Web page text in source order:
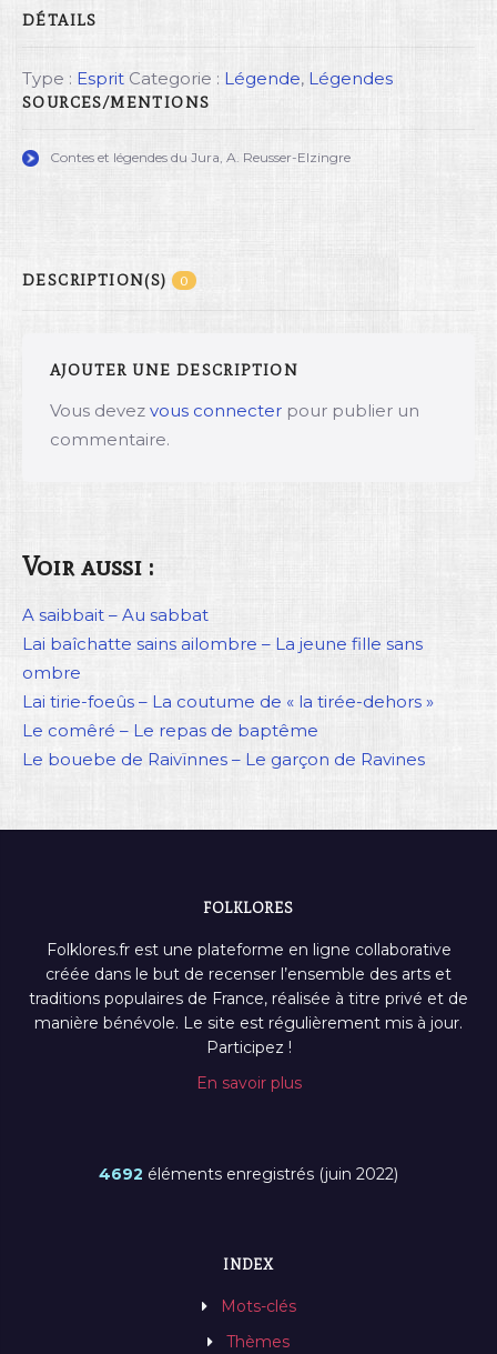
DÉTAILS
Type : Esprit Categorie : Légende, Légendes
SOURCES/MENTIONS
Contes et légendes du Jura, A. Reusser-Elzingre
DESCRIPTION(S) 0
AJOUTER UNE DESCRIPTION
Vous devez vous connecter pour publier un
commentaire.
Voir aussi :
A saibbait – Au sabbat
Lai baîchatte sains ailombre – La jeune fille sans
ombre
Lai tirie-foeûs – La coutume de « la tirée-dehors »
Le comêré – Le repas de baptême
Le bouebe de Raivïnnes – Le garçon de Ravines
FOLKLORES
Folklores.fr est une plateforme en ligne collaborative
créée dans le but de recenser l’ensemble des arts et
traditions populaires de France, réalisée à titre privé et de
manière bénévole. Le site est régulièrement mis à jour.
Participez !
En savoir plus
4692 éléments enregistrés (juin 2022)
INDEX
Mots-clés
Thèmes